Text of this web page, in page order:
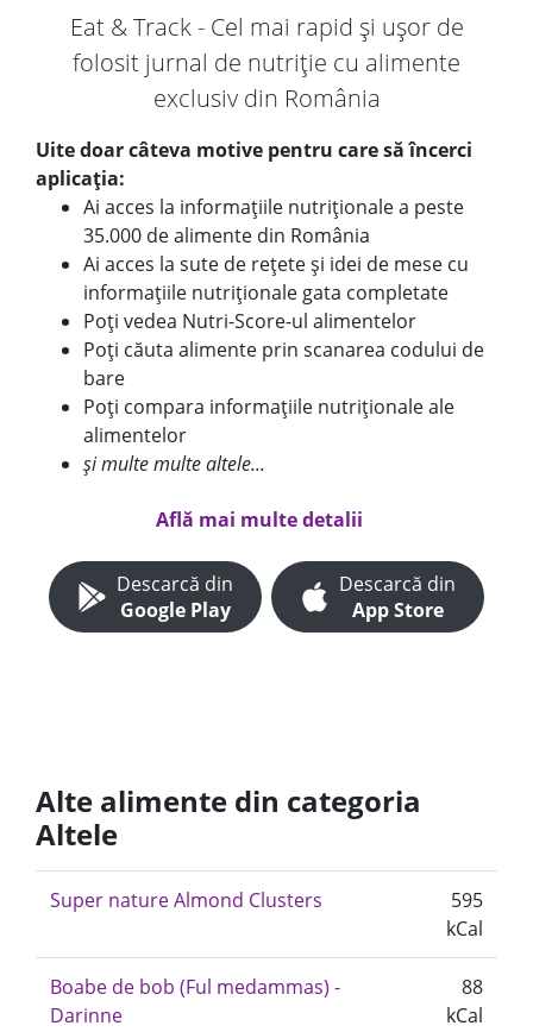
Eat & Track - Cel mai rapid și ușor de
folosit jurnal de nutriție cu alimente
exclusiv din România
Uite doar câteva motive pentru care să încerci
aplicația:
Ai acces la informațiile nutriționale a peste
35.000 de alimente din România
Ai acces la sute de rețete și idei de mese cu
informațiile nutriționale gata completate
Poți vedea Nutri-Score-ul alimentelor
Poți căuta alimente prin scanarea codului de
bare
Poți compara informațiile nutriționale ale
alimentelor
și multe multe altele...
Află mai multe detalii
Descarcă din
Google Play
Descarcă din
App Store
Alte alimente din categoria
Altele
Super nature Almond Clusters
595
kCal
Boabe de bob (Ful medammas) -
Darinne
88
kCal